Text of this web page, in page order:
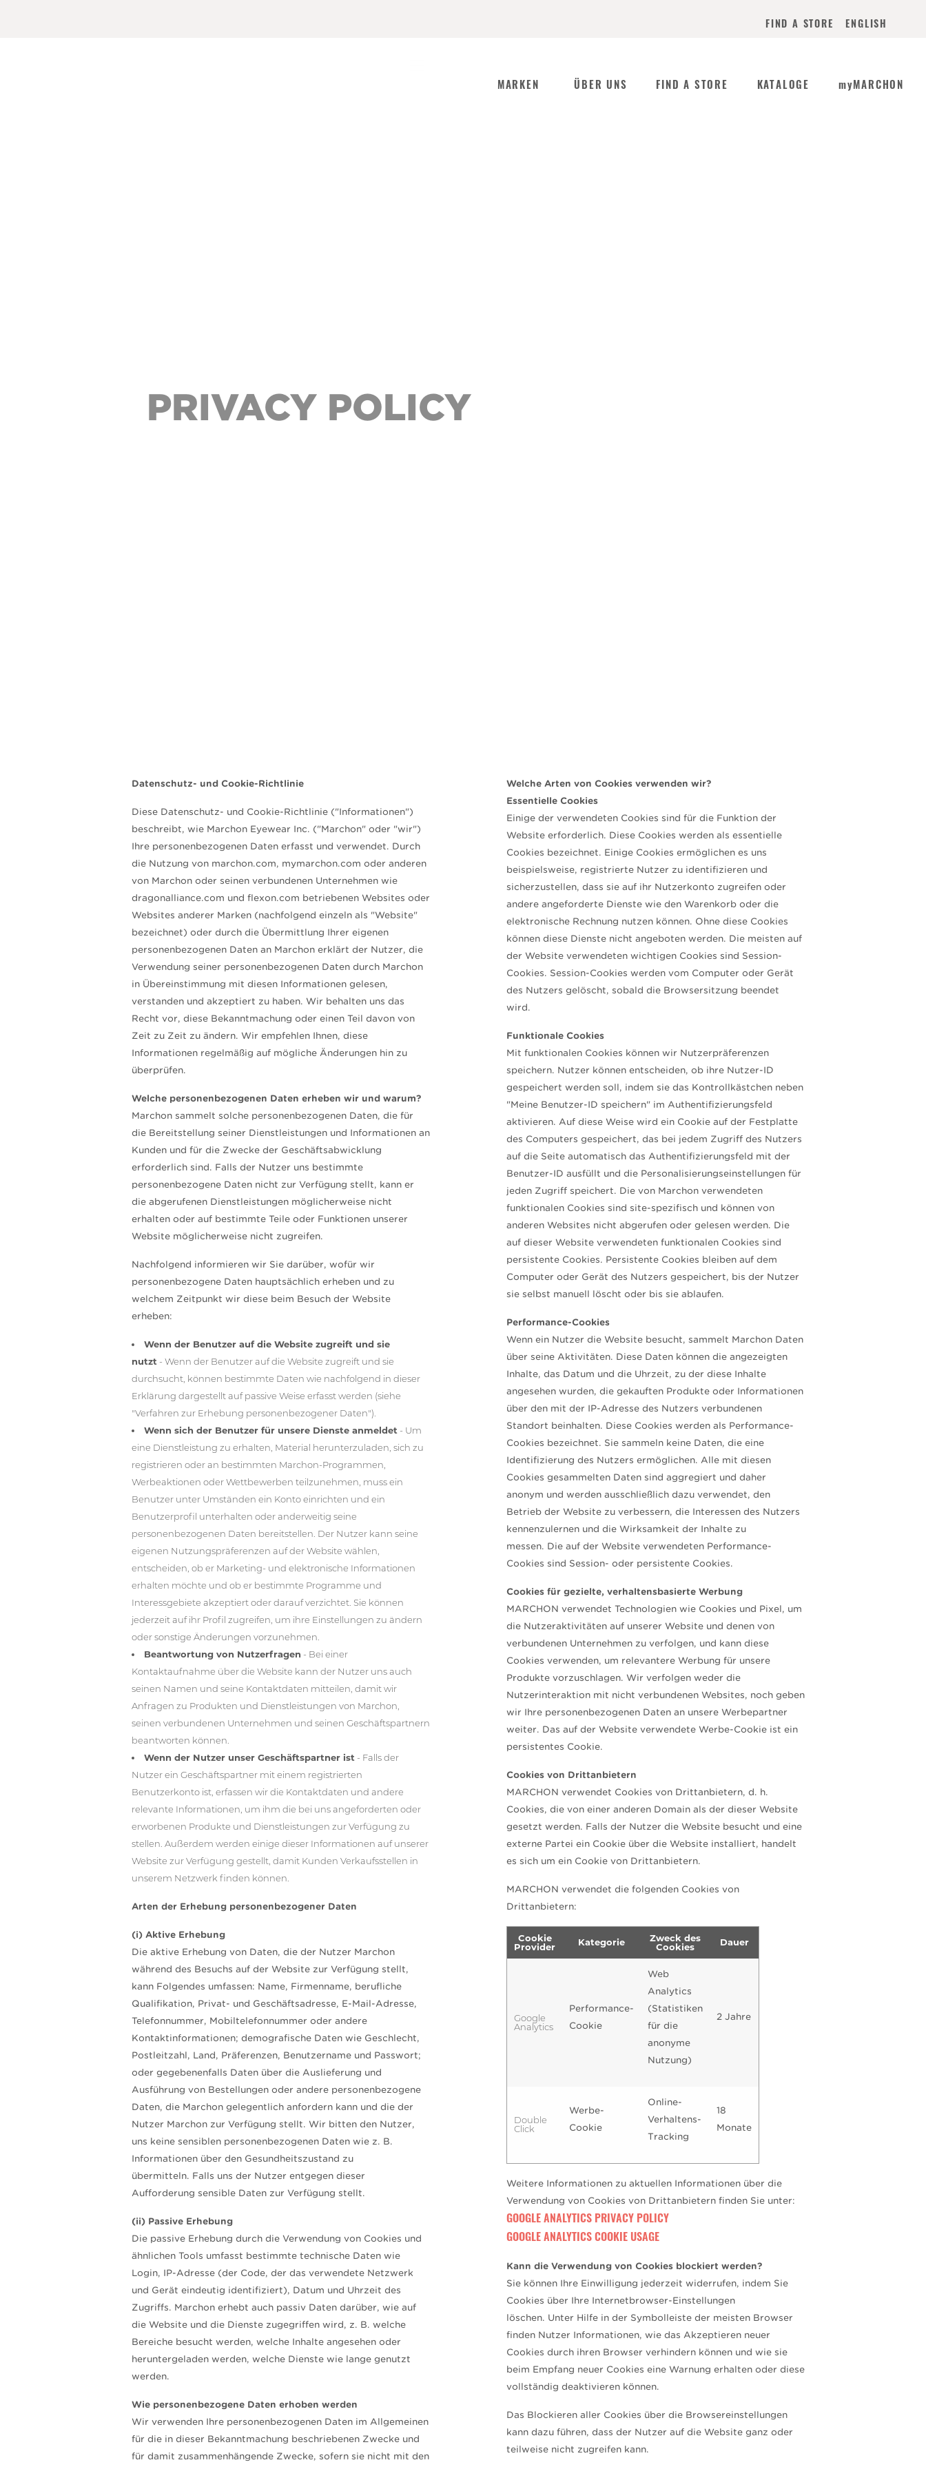
ENGLISH
FIND A STORE
MARKEN ÜBER UNS FIND A STORE KATALOGE myMARCHON
PRIVACY POLICY
Datenschutz- und Cookie-Richtlinie
Diese Datenschutz- und Cookie-Richtlinie ("Informationen")
beschreibt, wie Marchon Eyewear Inc. ("Marchon" oder "wir")
Ihre personenbezogenen Daten erfasst und verwendet. Durch
die Nutzung von marchon.com, mymarchon.com oder anderen
von Marchon oder seinen verbundenen Unternehmen wie
dragonalliance.com und flexon.com betriebenen Websites oder
Websites anderer Marken (nachfolgend einzeln als "Website"
bezeichnet) oder durch die Übermittlung Ihrer eigenen
personenbezogenen Daten an Marchon erklärt der Nutzer, die
Verwendung seiner personenbezogenen Daten durch Marchon
in Übereinstimmung mit diesen Informationen gelesen,
verstanden und akzeptiert zu haben. Wir behalten uns das
Recht vor, diese Bekanntmachung oder einen Teil davon von
Zeit zu Zeit zu ändern. Wir empfehlen Ihnen, diese
Informationen regelmäßig auf mögliche Änderungen hin zu
überprüfen.
Welche personenbezogenen Daten erheben wir und warum?
Marchon sammelt solche personenbezogenen Daten, die für
die Bereitstellung seiner Dienstleistungen und Informationen an
Kunden und für die Zwecke der Geschäftsabwicklung
erforderlich sind. Falls der Nutzer uns bestimmte
personenbezogene Daten nicht zur Verfügung stellt, kann er
die abgerufenen Dienstleistungen möglicherweise nicht
erhalten oder auf bestimmte Teile oder Funktionen unserer
Website möglicherweise nicht zugreifen.
Nachfolgend informieren wir Sie darüber, wofür wir
personenbezogene Daten hauptsächlich erheben und zu
welchem Zeitpunkt wir diese beim Besuch der Website
erheben:
Wenn der Benutzer auf die Website zugreift und sie
nutzt - Wenn der Benutzer auf die Website zugreift und sie
durchsucht, können bestimmte Daten wie nachfolgend in dieser
Erklärung dargestellt auf passive Weise erfasst werden (siehe
"Verfahren zur Erhebung personenbezogener Daten").
Wenn sich der Benutzer für unsere Dienste anmeldet - Um
eine Dienstleistung zu erhalten, Material herunterzuladen, sich zu
registrieren oder an bestimmten Marchon-Programmen,
Werbeaktionen oder Wettbewerben teilzunehmen, muss ein
Benutzer unter Umständen ein Konto einrichten und ein
Benutzerprofil unterhalten oder anderweitig seine
personenbezogenen Daten bereitstellen. Der Nutzer kann seine
eigenen Nutzungspräferenzen auf der Website wählen,
entscheiden, ob er Marketing- und elektronische Informationen
erhalten möchte und ob er bestimmte Programme und
Interessgebiete akzeptiert oder darauf verzichtet. Sie können
jederzeit auf ihr Profil zugreifen, um ihre Einstellungen zu ändern
oder sonstige Änderungen vorzunehmen.
Beantwortung von Nutzerfragen - Bei einer
Kontaktaufnahme über die Website kann der Nutzer uns auch
seinen Namen und seine Kontaktdaten mitteilen, damit wir
Anfragen zu Produkten und Dienstleistungen von Marchon,
seinen verbundenen Unternehmen und seinen Geschäftspartnern
beantworten können.
Wenn der Nutzer unser Geschäftspartner ist - Falls der
Nutzer ein Geschäftspartner mit einem registrierten
Benutzerkonto ist, erfassen wir die Kontaktdaten und andere
relevante Informationen, um ihm die bei uns angeforderten oder
erworbenen Produkte und Dienstleistungen zur Verfügung zu
stellen. Außerdem werden einige dieser Informationen auf unserer
Website zur Verfügung gestellt, damit Kunden Verkaufsstellen in
unserem Netzwerk finden können.
Arten der Erhebung personenbezogener Daten
(i) Aktive Erhebung
Die aktive Erhebung von Daten, die der Nutzer Marchon
während des Besuchs auf der Website zur Verfügung stellt,
kann Folgendes umfassen: Name, Firmenname, berufliche
Qualifikation, Privat- und Geschäftsadresse, E-Mail-Adresse,
Telefonnummer, Mobiltelefonnummer oder andere
Kontaktinformationen; demografische Daten wie Geschlecht,
Postleitzahl, Land, Präferenzen, Benutzername und Passwort;
oder gegebenenfalls Daten über die Auslieferung und
Ausführung von Bestellungen oder andere personenbezogene
Daten, die Marchon gelegentlich anfordern kann und die der
Nutzer Marchon zur Verfügung stellt. Wir bitten den Nutzer,
uns keine sensiblen personenbezogenen Daten wie z. B.
Informationen über den Gesundheitszustand zu
übermitteln. Falls uns der Nutzer entgegen dieser
Aufforderung sensible Daten zur Verfügung stellt.
(ii) Passive Erhebung
Die passive Erhebung durch die Verwendung von Cookies und
ähnlichen Tools umfasst bestimmte technische Daten wie
Login, IP-Adresse (der Code, der das verwendete Netzwerk
und Gerät eindeutig identifiziert), Datum und Uhrzeit des
Zugriffs. Marchon erhebt auch passiv Daten darüber, wie auf
die Website und die Dienste zugegriffen wird, z. B. welche
Bereiche besucht werden, welche Inhalte angesehen oder
heruntergeladen werden, welche Dienste wie lange genutzt
werden.
Wie personenbezogene Daten erhoben werden
Wir verwenden Ihre personenbezogenen Daten im Allgemeinen
für die in dieser Bekanntmachung beschriebenen Zwecke und
für damit zusammenhängende Zwecke, sofern sie nicht mit den
Welche Arten von Cookies verwenden wir?
Essentielle Cookies
Einige der verwendeten Cookies sind für die Funktion der
Website erforderlich. Diese Cookies werden als essentielle
Cookies bezeichnet. Einige Cookies ermöglichen es uns
beispielsweise, registrierte Nutzer zu identifizieren und
sicherzustellen, dass sie auf ihr Nutzerkonto zugreifen oder
andere angeforderte Dienste wie den Warenkorb oder die
elektronische Rechnung nutzen können. Ohne diese Cookies
können diese Dienste nicht angeboten werden. Die meisten auf
der Website verwendeten wichtigen Cookies sind Session-
Cookies. Session-Cookies werden vom Computer oder Gerät
des Nutzers gelöscht, sobald die Browsersitzung beendet
wird.
Funktionale Cookies
Mit funktionalen Cookies können wir Nutzerpräferenzen
speichern. Nutzer können entscheiden, ob ihre Nutzer-ID
gespeichert werden soll, indem sie das Kontrollkästchen neben
"Meine Benutzer-ID speichern" im Authentifizierungsfeld
aktivieren. Auf diese Weise wird ein Cookie auf der Festplatte
des Computers gespeichert, das bei jedem Zugriff des Nutzers
auf die Seite automatisch das Authentifizierungsfeld mit der
Benutzer-ID ausfüllt und die Personalisierungseinstellungen für
jeden Zugriff speichert. Die von Marchon verwendeten
funktionalen Cookies sind site-spezifisch und können von
anderen Websites nicht abgerufen oder gelesen werden. Die
auf dieser Website verwendeten funktionalen Cookies sind
persistente Cookies. Persistente Cookies bleiben auf dem
Computer oder Gerät des Nutzers gespeichert, bis der Nutzer
sie selbst manuell löscht oder bis sie ablaufen.
Performance-Cookies
Wenn ein Nutzer die Website besucht, sammelt Marchon Daten
über seine Aktivitäten. Diese Daten können die angezeigten
Inhalte, das Datum und die Uhrzeit, zu der diese Inhalte
angesehen wurden, die gekauften Produkte oder Informationen
über den mit der IP-Adresse des Nutzers verbundenen
Standort beinhalten. Diese Cookies werden als Performance-
Cookies bezeichnet. Sie sammeln keine Daten, die eine
Identifizierung des Nutzers ermöglichen. Alle mit diesen
Cookies gesammelten Daten sind aggregiert und daher
anonym und werden ausschließlich dazu verwendet, den
Betrieb der Website zu verbessern, die Interessen des Nutzers
kennenzulernen und die Wirksamkeit der Inhalte zu
messen. Die auf der Website verwendeten Performance-
Cookies sind Session- oder persistente Cookies.
Cookies für gezielte, verhaltensbasierte Werbung
MARCHON verwendet Technologien wie Cookies und Pixel, um
die Nutzeraktivitäten auf unserer Website und denen von
verbundenen Unternehmen zu verfolgen, und kann diese
Cookies verwenden, um relevantere Werbung für unsere
Produkte vorzuschlagen. Wir verfolgen weder die
Nutzerinteraktion mit nicht verbundenen Websites, noch geben
wir Ihre personenbezogenen Daten an unsere Werbepartner
weiter. Das auf der Website verwendete Werbe-Cookie ist ein
persistentes Cookie.
Cookies von Drittanbietern
MARCHON verwendet Cookies von Drittanbietern, d. h.
Cookies, die von einer anderen Domain als der dieser Website
gesetzt werden. Falls der Nutzer die Website besucht und eine
externe Partei ein Cookie über die Website installiert, handelt
es sich um ein Cookie von Drittanbietern.
MARCHON verwendet die folgenden Cookies von
Drittanbietern:
Cookie
Provider
Kategorie
Zweck des
Cookies
Dauer
Google
Analytics
Performance-
Cookie
Web
Analytics
(Statistiken
für die
anonyme
Nutzung)
2 Jahre
Double
Click
Werbe-
Cookie
Online-
Verhaltens-
Tracking
18
Monate
Weitere Informationen zu aktuellen Informationen über die
Verwendung von Cookies von Drittanbietern finden Sie unter:
GOOGLE ANALYTICS PRIVACY POLICY
GOOGLE ANALYTICS COOKIE USAGE
Kann die Verwendung von Cookies blockiert werden?
Sie können Ihre Einwilligung jederzeit widerrufen, indem Sie
Cookies über Ihre Internetbrowser-Einstellungen
löschen. Unter Hilfe in der Symbolleiste der meisten Browser
finden Nutzer Informationen, wie das Akzeptieren neuer
Cookies durch ihren Browser verhindern können und wie sie
beim Empfang neuer Cookies eine Warnung erhalten oder diese
vollständig deaktivieren können.
Das Blockieren aller Cookies über die Browsereinstellungen
kann dazu führen, dass der Nutzer auf die Website ganz oder
teilweise nicht zugreifen kann.